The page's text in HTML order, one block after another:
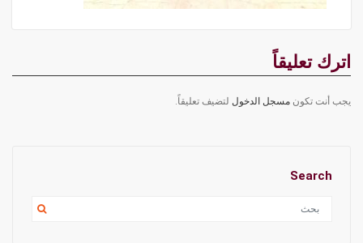
اترك تعليقاً
يجب أنت تكون مسجل الدخول لتضيف تعليقاً.
Search